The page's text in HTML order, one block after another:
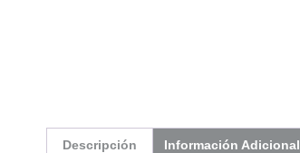
Descripción Información Adicional